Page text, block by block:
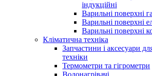
індукційні
Варильні поверхні
Варильні поверхні
Варильні поверхні
Кліматична техніка
Запчастини і аксесуари
техніки
Термометри та гігрометри
Водонагрівачі